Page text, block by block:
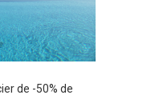
de -50% de